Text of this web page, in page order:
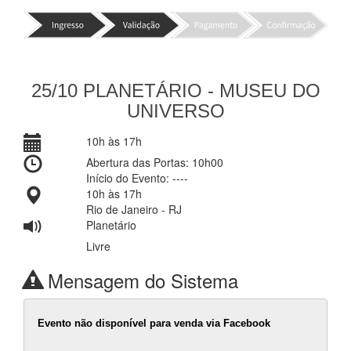
25/10 PLANETÁRIO - MUSEU DO
UNIVERSO
10h às 17h
Abertura das Portas: 10h00
Início do Evento: ----
10h às 17h
Rio de Janeiro - RJ
Planetário
Livre
Mensagem do Sistema
Evento não disponível para venda via Facebook